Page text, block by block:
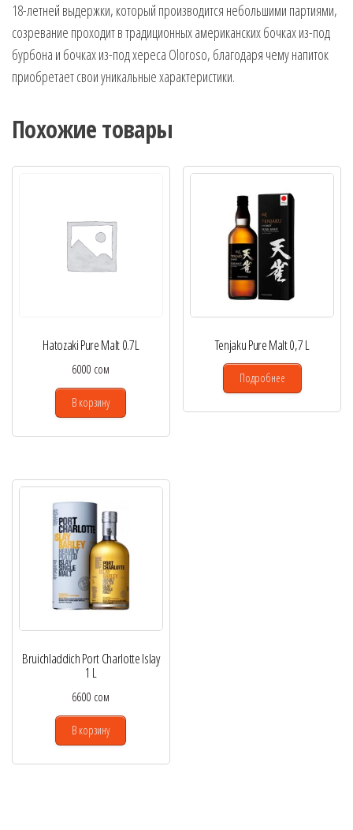
18-летней выдержки, который производится небольшими партиями,
созревание проходит в традиционных американских бочках из-под
бурбона и бочках из-под хереса Oloroso, благодаря чему напиток
приобретает свои уникальные характеристики.
Похожие товары
Hatozaki Pure Malt 0.7L
6000 сом
В корзину
Tenjaku Pure Malt 0,7 L
Подробнее
Bruichladdich Port Charlotte Islay
1 L
6600 сом
В корзину